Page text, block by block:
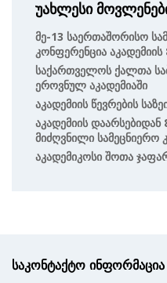
უახლესი
Მე-13 Საერთაშორისო
Კონფერენცია
Საქართველოს Ქალთა
Ეროვნულ Აკადემიაში
Აკადემიის Წევრების
Აკადემიის
Მიძღვნილი Სამეცნიერო
Აკადემიკოსი Შოთა
საკონტაქტო ინფორმაცია